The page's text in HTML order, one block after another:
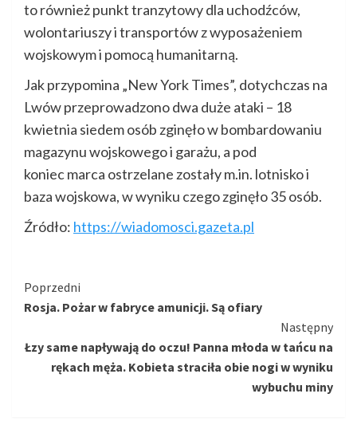
to również punkt tranzytowy dla uchodźców,
wolontariuszy i transportów z wyposażeniem
wojskowym i pomocą humanitarną.
Jak przypomina „New York Times”, dotychczas na
Lwów przeprowadzono dwa duże ataki – 18
kwietnia siedem osób zginęło w bombardowaniu
magazynu wojskowego i garażu, a pod
koniec marca ostrzelane zostały m.in. lotnisko i
baza wojskowa, w wyniku czego zginęło 35 osób.
Źródło: https://wiadomosci.gazeta.pl
Kontynuuj
czytanie
Poprzedni
Rosja. Pożar w fabryce amunicji. Są ofiary
Następny
Łzy same napływają do oczu! Panna młoda w tańcu na
rękach męża. Kobieta straciła obie nogi w wyniku
wybuchu miny